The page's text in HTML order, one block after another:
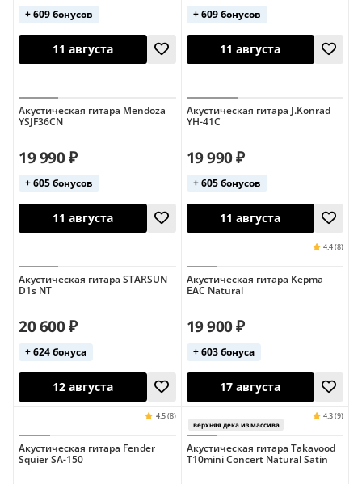
11 августа 11 августа
Хит продаж 4,7 (19)
+ 609 бонусов
11 августа
+ 609 бонусов
11 августа
Акустическая гитара Mendoza
YSJF36CN
19 990 ₽
+ 605 бонусов
11 августа
Акустическая гитара J.Konrad
YH-41C
19 990 ₽
+ 605 бонусов
11 августа
Акустическая гитара STARSUN
D1s NT
20 600 ₽
+ 624 бонуса
Акустическая гитара Kepma
EAC Natural
19 900 ₽
+ 603 бонуса
Акустическая гитара Fender
Squier SA-150
Акустическая гитара Takavood
T10mini Concert Natural Satin